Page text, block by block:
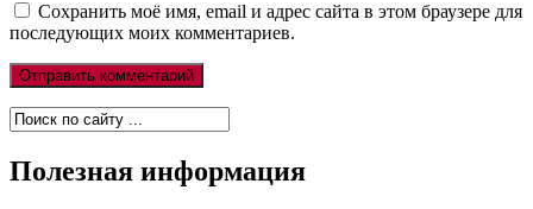
Сохранить моё имя, email и адрес сайта в этом браузере для
последующих моих комментариев.
Полезная информация